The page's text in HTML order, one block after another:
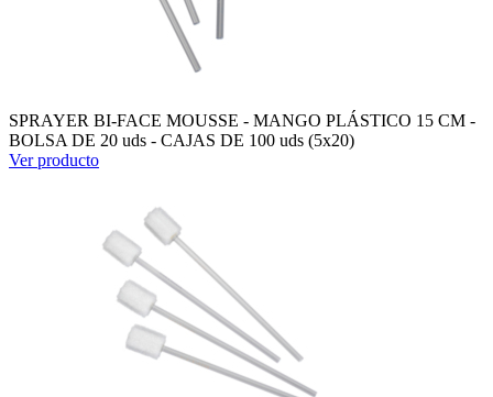
SPRAYER BI-FACE MOUSSE - MANGO PLÁSTICO 15 CM -
BOLSA DE 20 uds - CAJAS DE 100 uds (5x20)
Ver producto